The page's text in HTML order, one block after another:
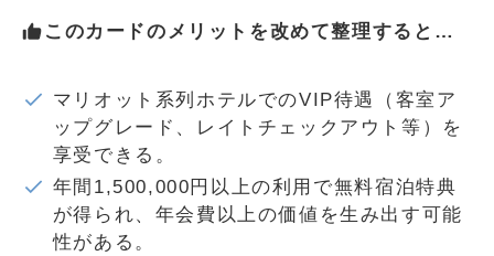
このカードのメリットを改めて整理すると…
マリオット系列ホテルでのVIP待遇（客室ア
ップグレード、レイトチェックアウト等）を
享受できる。
年間1,500,000円以上の利用で無料宿泊特典
が得られ、年会費以上の価値を生み出す可能
性がある。